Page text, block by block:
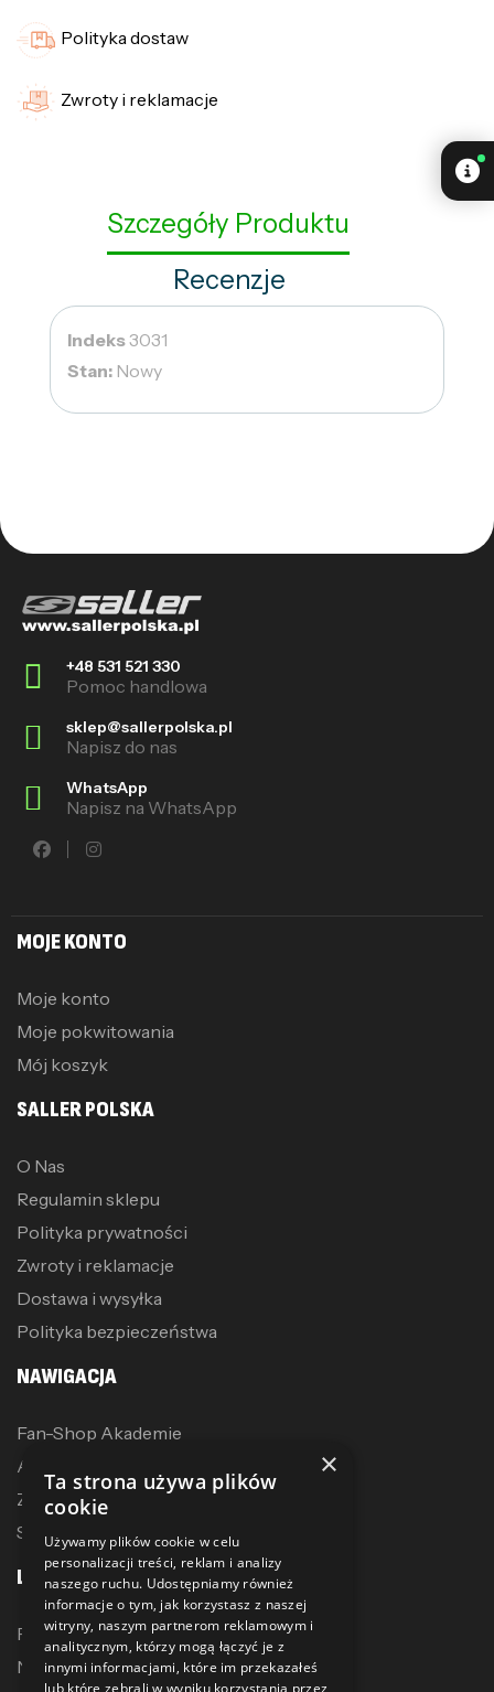
Polityka dostaw
Zwroty i reklamacje
Szczegóły Produktu
Recenzje
Indeks3031
Stan: Nowy
+48 531 521 330
Pomoc handlowa
sklep@sallerpolska.pl
Napisz do nas
WhatsApp
Napisz na WhatsApp
MOJE KONTO
Moje konto
Moje pokwitowania
Mój koszyk
SALLER POLSKA
O Nas
Regulamin sklepu
Polityka prywatności
Zwroty i reklamacje
Dostawa i wysyłka
Polityka bezpieczeństwa
NAWIGACJA
Fan-Shop Akademie
Akcesoria treningowe
Zostań dystrybutorem
Sublimacja
LINKI
Promocje
Nowe produkty
×
Ta strona używa plików
cookie
Używamy plików cookie w celu
personalizacji treści, reklam i analizy
naszego ruchu. Udostępniamy również
informacje o tym, jak korzystasz z naszej
witryny, naszym partnerom reklamowym i
analitycznym, którzy mogą łączyć je z
innymi informacjami, które im przekazałeś
lub które zebrali w wyniku korzystania przez